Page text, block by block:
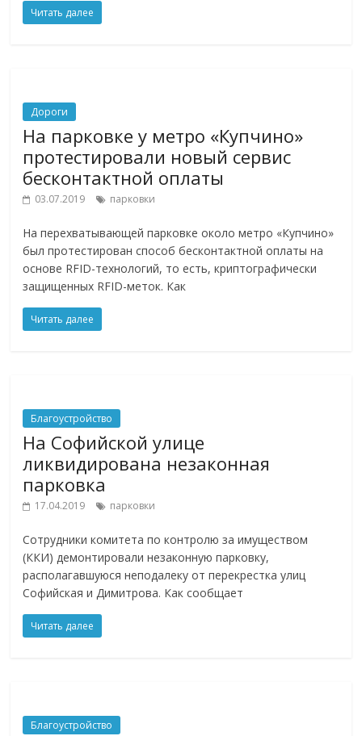
Читать далее
Дороги
На парковке у метро «Купчино»
протестировали новый сервис
бесконтактной оплаты
03.07.2019 парковки
На перехватывающей парковке около метро «Купчино»
был протестирован способ бесконтактной оплаты на
основе RFID-технологий, то есть, криптографически
защищенных RFID-меток. Как
Читать далее
Благоустройство
На Софийской улице
ликвидирована незаконная
парковка
17.04.2019 парковки
Сотрудники комитета по контролю за имуществом
(ККИ) демонтировали незаконную парковку,
располагавшуюся неподалеку от перекрестка улиц
Софийская и Димитрова. Как сообщает
Читать далее
Благоустройство